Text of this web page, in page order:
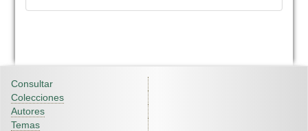
Consultar
Colecciones
Autores
Temas